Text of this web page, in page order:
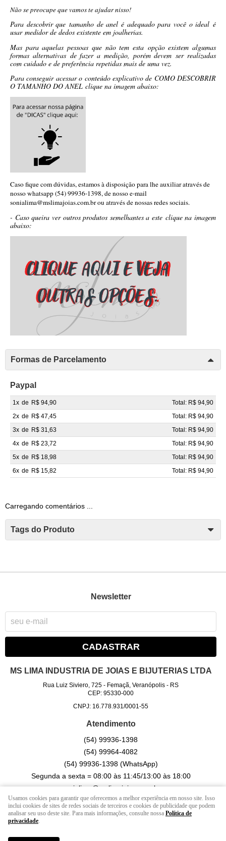
Não se preocupe que vamos te ajudar nisso!
Para descobrir que tamanho de anel é adequado para você o ideal é
usar medidor de dedos existente em joalherias.
Mas para aquelas pessoas que não tem esta opção existem algumas
formas alternativas de fazer a medição, porém devem ser realizadas
com cuidado e de preferência repetidas mais de uma vez.
Para conseguir acessar o conteúdo explicativo de COMO DESCOBRIR
O TAMANHO DO ANEL clique na imagem abaixo:
Caso fique com dúvidas, estamos à disposição para lhe auxiliar através de
nosso whatsapp (54) 99936-1398, de nosso e-mail
sonialima@mslimajoias.com.br ou através de nossas redes sociais.
- Caso queira ver outros produtos semelhantes a este clique na imagem
abaixo:
Formas de Parcelamento
Paypal
1x de R$ 94,90
Total: R$ 94,90
2x de R$ 47,45
Total: R$ 94,90
3x de R$ 31,63
Total: R$ 94,90
4x de R$ 23,72
Total: R$ 94,90
5x de R$ 18,98
Total: R$ 94,90
6x de R$ 15,82 Total: R$ 94,90
Carregando comentários ...
Tags do Produto
Newsletter
CADASTRAR
MS LIMA INDUSTRIA DE JOIAS E BIJUTERIAS LTDA
Rua Luiz Siviero, 725 - Femaçã, Veranópolis - RS
CEP: 95330-000
CNPJ: 16.778.931/0001-55
Atendimento
(54) 99936-1398
(54) 99964-4082
(54) 99936-1398 (WhatsApp)
Segunda a sexta = 08:00 às 11:45/13:00 às 18:00
sonialima@mslimajoias.com.br
LOJA VIRTUAL CRIADA POR
Usamos cookies para garantir que oferecemos a melhor experiência em nosso site. Isso
inclui cookies de sites de redes sociais de terceiros e cookies de publicidade que podem
analisar seu uso deste site. Para mais informações, consulte nossa Política de
privacidade.